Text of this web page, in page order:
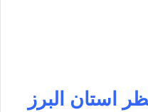
استان البرز